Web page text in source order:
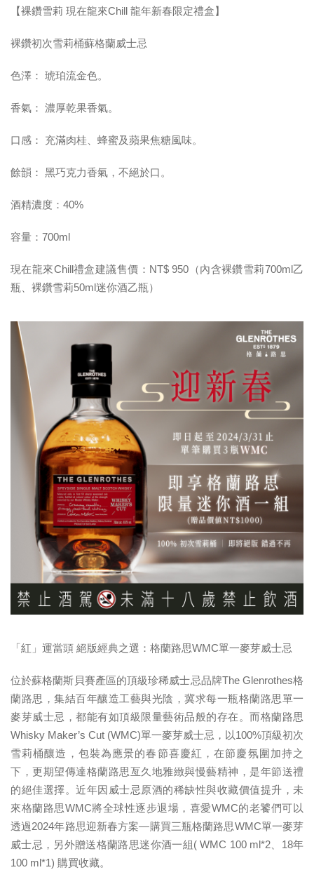
【裸鑽雪莉 現在龍來Chill 龍年新春限定禮盒】
裸鑽初次雪莉桶蘇格蘭威士忌
色澤： 琥珀流金色。
香氣： 濃厚乾果香氣。
口感： 充滿肉桂、蜂蜜及蘋果焦糖風味。
餘韻： 黑巧克力香氣，不絕於口。
酒精濃度：40%
容量：700ml
現在龍來Chill禮盒建議售價：NT$ 950（內含裸鑽雪莉700ml乙
瓶、裸鑽雪莉50ml迷你酒乙瓶）
「紅」運當頭 絕版經典之選：格蘭路思WMC單一麥芽威士忌
位於蘇格蘭斯貝賽產區的頂級珍稀威士忌品牌The Glenrothes格
蘭路思，集結百年釀造工藝與光陰，冀求每一瓶格蘭路思單一
麥芽威士忌，都能有如頂級限量藝術品般的存在。而格蘭路思
Whisky Maker’s Cut (WMC)單一麥芽威士忌，以100%頂級初次
雪莉桶釀造，包裝為應景的春節喜慶紅，在節慶氛圍加持之
下，更期望傳達格蘭路思亙久地雅緻與慢藝精神，是年節送禮
的絕佳選擇。近年因威士忌原酒的稀缺性與收藏價值提升，未
來格蘭路思WMC將全球性逐步退場，喜愛WMC的老饕們可以
透過2024年路思迎新春方案—購買三瓶格蘭路思WMC單一麥芽
威士忌，另外贈送格蘭路思迷你酒一組( WMC 100 ml*2、18年
100 ml*1) 購買收藏。